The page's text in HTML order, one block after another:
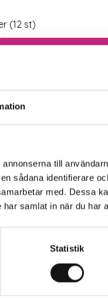
till
sådana identifierare
med. Dessa
samlat in när du har
Statistik
(12 st)